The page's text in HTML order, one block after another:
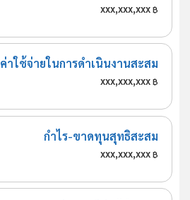
xxx,xxx,xxx฿
ค่าใช้จ่ายในการดำเนินงานสะสม
xxx,xxx,xxx฿
กำไร-ขาดทุนสุทธิสะสม
xxx,xxx,xxx฿